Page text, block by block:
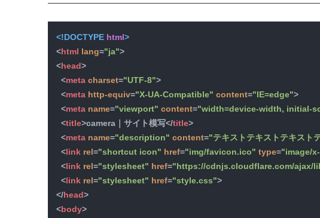
<!DOCTYPE html>
<html lang="ja">
<head>
<meta charset="UTF-8">
<meta http-equiv="X-UA-Compatible" content="IE=edge">
<meta name="viewport" content="width=device-width, initial-
<title>camera｜サイト模写</title>
<meta name="description" content="テキストテキストテキスト
<link rel="shortcut icon" href="img/favicon.ico" type="image/
<link rel="stylesheet" href="https://cdnjs.cloudflare.com/ajax/
<link rel="stylesheet" href="style.css">
</head>
<body>